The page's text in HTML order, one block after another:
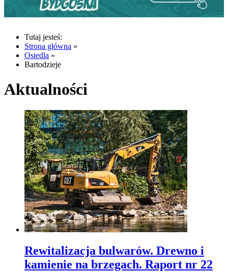
Tutaj jesteś:
Strona główna »
Osiedla »
Bartodzieje
Aktualności
Rewitalizacja bulwarów. Drewno i
kamienie na brzegach. Raport nr 22